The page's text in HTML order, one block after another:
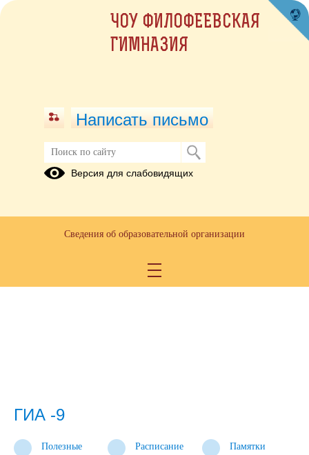
ГИА -9
Полезные
Расписание
Памятки
ЧОУ ФИЛОФЕЕВСКАЯ
ГИМНАЗИЯ
Написать письмо
Версия для слабовидящих
Сведения об образовательной организации